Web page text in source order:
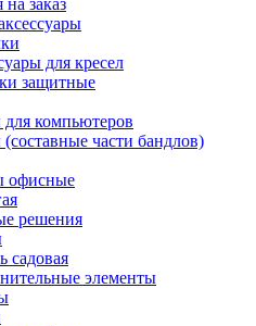
на заказ
для кресел
защитные
компьютеров
части бандлов)
офисные
решения
садовая
элементы